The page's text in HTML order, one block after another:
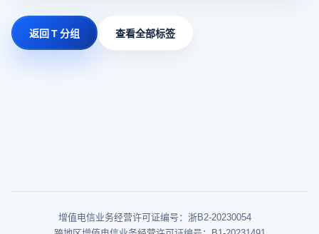
返回 T 分组 查看全部标签
增值电信业务经营许可证编号：浙B2-20230054